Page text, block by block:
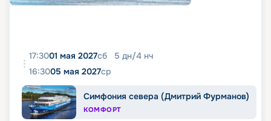
17:3001 мая 2027сб 5 дн/4 нч
16:3005 мая 2027ср
Симфония севера (Дмитрий Фурманов)
КОМФОРТ